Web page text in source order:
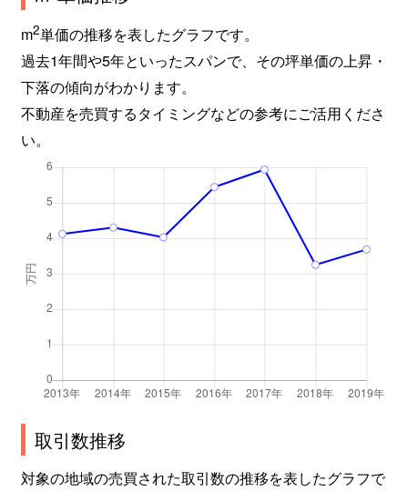
m2単価の推移を表したグラフです。
過去1年間や5年といったスパンで、その坪単価の上昇・
下落の傾向がわかります。
不動産を売買するタイミングなどの参考にご活用くださ
い。
取引数推移
対象の地域の売買された取引数の推移を表したグラフで